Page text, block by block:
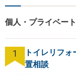
個人・プライベー
1
トイレリフ
置相談